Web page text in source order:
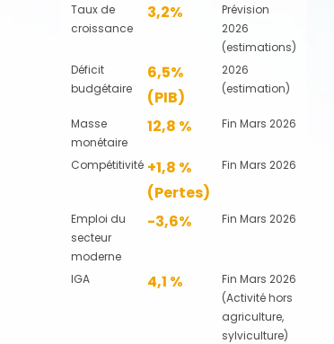
Taux de
croissance
3,2%
Prévision
2026
(estimations)
Déficit
budgétaire
6,5%
(PIB)
2026
(estimation)
Masse
monétaire
12,8 % Fin Mars 2026
Compétitivité +1,8 %
(Pertes)
Fin Mars 2026
Emploi du
secteur
moderne
-3,6% Fin Mars 2026
IGA 4,1 %
Fin Mars 2026
(Activité hors
agriculture,
sylviculture)